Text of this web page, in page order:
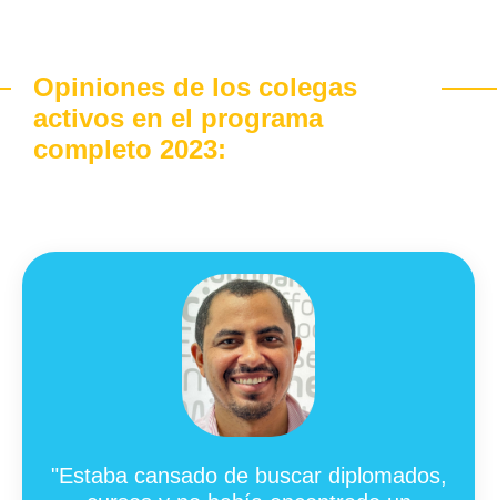
Opiniones de los colegas
activos en el programa
completo 2023:
"Estaba cansado de buscar diplomados,